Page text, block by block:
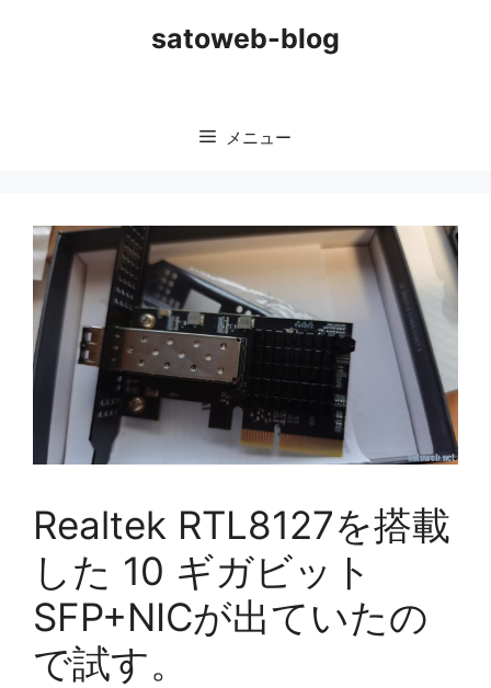
satoweb-blog
メニュー
Realtek RTL8127を搭載
した 10 ギガビット
SFP+NICが出ていたの
で試す。